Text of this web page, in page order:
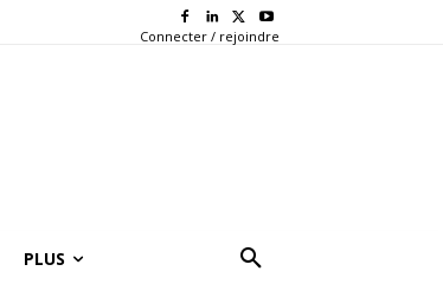
Connecter / rejoindre
PLUS